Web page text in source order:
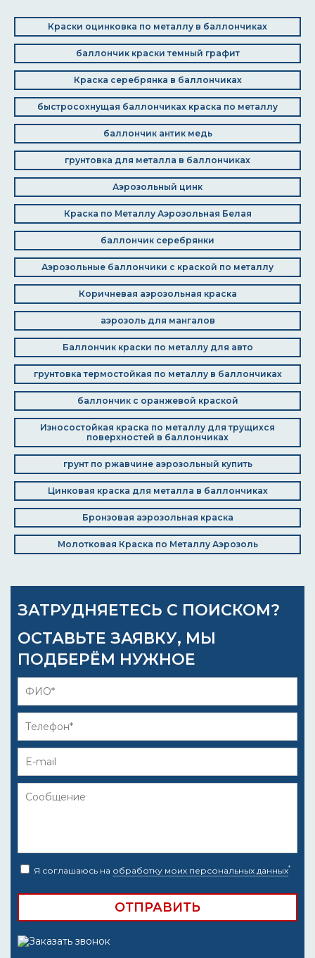
Краски оцинковка по металлу в баллончиках
баллончик краски темный графит
Краска серебрянка в баллончиках
быстросохнущая баллончиках краска по металлу
баллончик антик медь
грунтовка для металла в баллончиках
Аэрозольный цинк
Краска по Металлу Аэрозольная Белая
баллончик серебрянки
Аэрозольные баллончики с краской по металлу
Коричневая аэрозольная краска
аэрозоль для мангалов
Баллончик краски по металлу для авто
грунтовка термостойкая по металлу в баллончиках
баллончик с оранжевой краской
Износостойкая краска по металлу для трущихся
поверхностей в баллончиках
грунт по ржавчине аэрозольный купить
Цинковая краска для металла в баллончиках
Бронзовая аэрозольная краска
Молотковая Краска по Металлу Аэрозоль
ЗАТРУДНЯЕТЕСЬ С ПОИСКОМ?
ОСТАВЬТЕ ЗАЯВКУ, МЫ
ПОДБЕРЁМ НУЖНОЕ
Я соглашаюсь на обработку моих персональных данных*